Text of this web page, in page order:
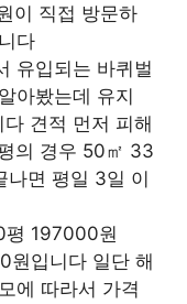
이 직접 방문하
다
유입되는 바퀴벌
아봤는데 유지
견적 먼저 피해
의 경우 50㎡ 33
나면 평일 3일 이
평 197000원
입니다 일단 해
에 따라서 가격